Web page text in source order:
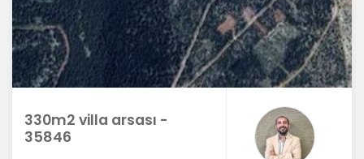
330m2 villa arsası -
35846